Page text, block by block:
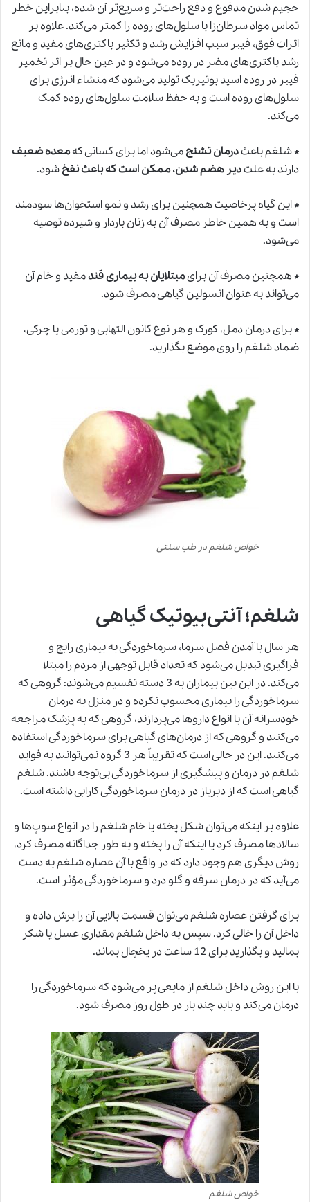
حجیم شدن مدفوع و دفع راحت‌تر و سریع‌تر آن شده، بنابراین خطر
تماس مواد سرطان‌زا با سلول‌های روده را کمتر می‌کند. علاوه بر
اثرات فوق، فیبر سبب افزایش رشد و تکثیر باکتری‌های مفید و مانع
رشد باکتری‌های مضر در روده می‌شود و در عین حال بر اثر تخمیر
فیبر در روده اسید بوتیریک تولید می‌شود که منشاء انرژی برای
سلول‌های روده است و به حفظ سلامت سلول‌های روده کمک
می‌کند.
*شلغم باعثدرمان تشنجمی‌شود اما برای کسانی کهمعده ضعیف
دارند به علتدیر هضم شدن، ممکن است که باعث نفخشود.
*این گیاه پرخاصیت همچنین برای رشد و نمو استخوان‌ها سودمند
است و به همین خاطر مصرف آن به زنان باردار و شیرده توصیه
می‌شود.
* همچنین مصرف آن برایمبتلایان به بیماری قندمفید و خام آن
می‌تواند به عنوان انسولین گیاهی مصرف شود.
*برای درمان دمل، کورک و هر نوع کانون التهابی و تورمی یا چرکی،
ضماد شلغم را روی موضع بگذارید.
خواص شلغم در طب سنتی
شلغم؛ آنتی‌بیوتیک گیاهی
هر سال با آمدن فصل سرما، سرماخوردگی به بیماری رایج و
فراگیری تبدیل می‌شود که تعداد قابل توجهی از مردم را مبتلا
می‌کند. در این بین بیماران به 3 دسته تقسیم می‌شوند: گروهی که
سرماخوردگی را بیماری محسوب نکرده و در منزل به درمان
خودسرانه آن با انواع داروها می‌پردازند، گروهی که به پزشک مراجعه
می‌کنند و گروهی که از درمان‌های گیاهی برای سرماخوردگی استفاده
می‌کنند. این در حالی است که تقریباً هر 3 گروه نمی‌توانند به فواید
شلغم در درمان و پیشگیری از سرماخوردگی بی‌توجه باشند. شلغم
گیاهی است که از دیرباز در درمان سرماخوردگی کارایی داشته است.
علاوه بر اینکه می‌توان شکل پخته یا خام شلغم را در انواع سوپ‌ها و
سالادها مصرف کرد یا اینکه آن را پخته و به طور جداگانه مصرف کرد،
روش دیگری هم وجود دارد که در واقع با آن عصاره شلغم به دست
می‌آید که در درمان سرفه و گلو درد و سرماخوردگی مؤثر است.
برای گرفتن عصاره شلغم می‌توان قسمت بالایی آن را برش داده و
داخل آن را خالی کرد. سپس به داخل شلغم مقداری عسل یا شکر
بمالید و بگذارید برای 12 ساعت در یخچال بماند.
با این روش داخل شلغم از مایعی پر می‌شود که سرماخوردگی را
درمان می‌کند و باید چند بار در طول روز مصرف شود.
خواص شلغم